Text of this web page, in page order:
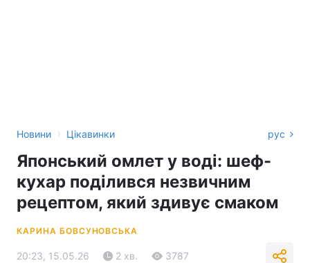
Новини › Цікавинки рус
Японський омлет у воді: шеф-
кухар поділився незвичним
рецептом, який здивує смаком
КАРИНА БОВСУНОВСЬКА
20:23, 15.05.26 2 хв. 3787